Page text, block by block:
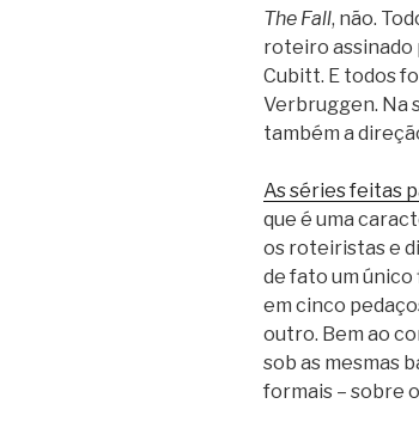
The Fall, não.
roteiro assinado
Cubitt. E todos
Verbruggen. Na
também a
As séries feitas
que é uma
os roteiristas e
de fato um único
em cinco
outro. Bem ao
sob as mesmas
formais – sobre